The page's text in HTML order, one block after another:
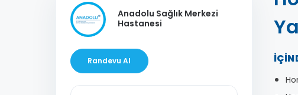
Anadolu Sağlık Merkezi
Hastanesi
Randevu Al